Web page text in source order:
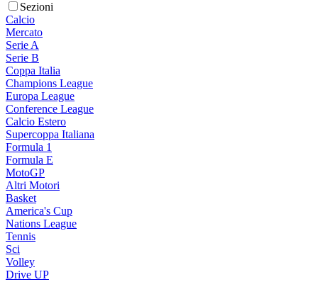
Sezioni
Calcio
Mercato
Serie A
Serie B
Coppa Italia
Champions League
Europa League
Conference League
Calcio Estero
Supercoppa Italiana
Formula 1
Formula E
MotoGP
Altri Motori
Basket
America's Cup
Nations League
Tennis
Sci
Volley
Drive UP